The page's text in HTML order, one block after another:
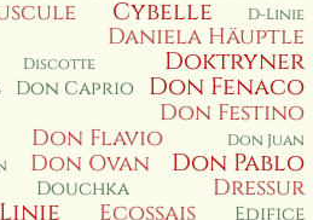
Cybelle
D-Linie
Daniela Häuptle
Discotte Doktryner
Don Caprio
Don Fenaco
Don Festino
Don Flavio Don Juan
Don Ovan Don Pablo
Douchka
Dressur
Ecossais
Edifice